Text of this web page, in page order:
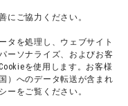
にご協力ください。
タを処理し、ウェブサイト
ーソナライズ、およびお客
を使用します。お客様
）へのデータ転送が含まれ
ーをご覧ください。